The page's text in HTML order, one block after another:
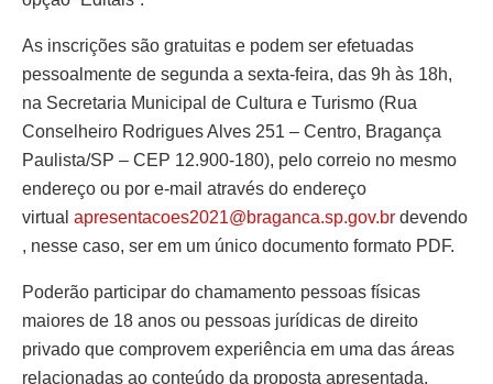
As inscrições são gratuitas e podem ser efetuadas
pessoalmente de segunda a sexta-feira, das 9h às 18h,
na Secretaria Municipal de Cultura e Turismo (Rua
Conselheiro Rodrigues Alves 251 – Centro, Bragança
Paulista/SP – CEP 12.900-180), pelo correio no mesmo
endereço ou por e-mail através do endereço
virtual apresentacoes2021@braganca.sp.gov.br devendo
, nesse caso, ser em um único documento formato PDF.
Poderão participar do chamamento pessoas físicas
maiores de 18 anos ou pessoas jurídicas de direito
privado que comprovem experiência em uma das áreas
relacionadas ao conteúdo da proposta apresentada.